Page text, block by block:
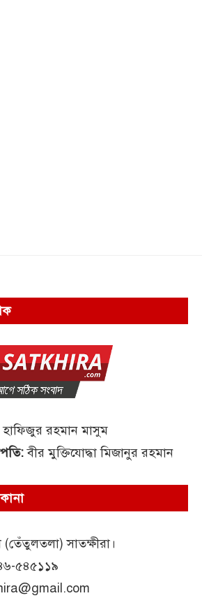
হাফিজুর রহমান মাসুম
বীর মুক্তিযোদ্ধা মিজানুর রহমান
সাতক্ষীরা।
৫৪৫১১৯